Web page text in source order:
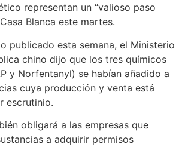
representan un “valioso paso
Blanca este martes.
publicado esta semana, el Ministerio
chino dijo que los tres químicos
y Norfentanyl) se habían añadido a
cuya producción y venta está
escrutinio.
obligará a las empresas que
a adquirir permisos